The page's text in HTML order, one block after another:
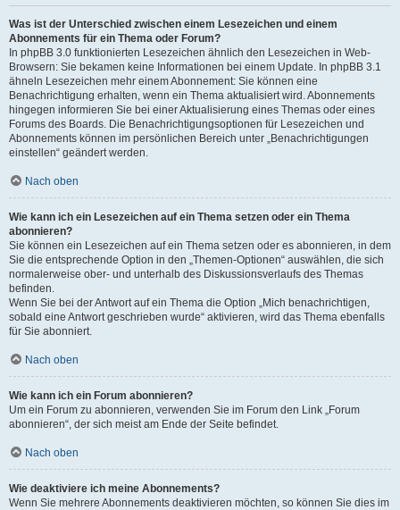
Was ist der Unterschied zwischen einem Lesezeichen und einem
Abonnements für ein Thema oder Forum?
In phpBB 3.0 funktionierten Lesezeichen ähnlich den Lesezeichen in Web-
Browsern: Sie bekamen keine Informationen bei einem Update. In phpBB 3.1
ähneln Lesezeichen mehr einem Abonnement: Sie können eine
Benachrichtigung erhalten, wenn ein Thema aktualisiert wird. Abonnements
hingegen informieren Sie bei einer Aktualisierung eines Themas oder eines
Forums des Boards. Die Benachrichtigungsoptionen für Lesezeichen und
Abonnements können im persönlichen Bereich unter „Benachrichtigungen
einstellen“ geändert werden.
Nach oben
Wie kann ich ein Lesezeichen auf ein Thema setzen oder ein Thema
abonnieren?
Sie können ein Lesezeichen auf ein Thema setzen oder es abonnieren, in dem
Sie die entsprechende Option in den „Themen-Optionen“ auswählen, die sich
normalerweise ober- und unterhalb des Diskussionsverlaufs des Themas
befinden.
Wenn Sie bei der Antwort auf ein Thema die Option „Mich benachrichtigen,
sobald eine Antwort geschrieben wurde“ aktivieren, wird das Thema ebenfalls
für Sie abonniert.
Nach oben
Wie kann ich ein Forum abonnieren?
Um ein Forum zu abonnieren, verwenden Sie im Forum den Link „Forum
abonnieren“, der sich meist am Ende der Seite befindet.
Nach oben
Wie deaktiviere ich meine Abonnements?
Wenn Sie mehrere Abonnements deaktivieren möchten, so können Sie dies im